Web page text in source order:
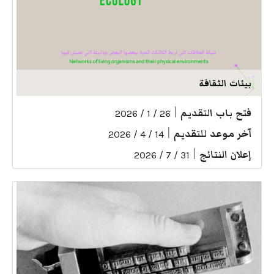
بيئات الثقافة
فتح باب التقديم 26 / 1 / 2026
آخر موعد للتقديم 14 / 4 / 2026
إعلان النتائج 31 / 7 / 2026